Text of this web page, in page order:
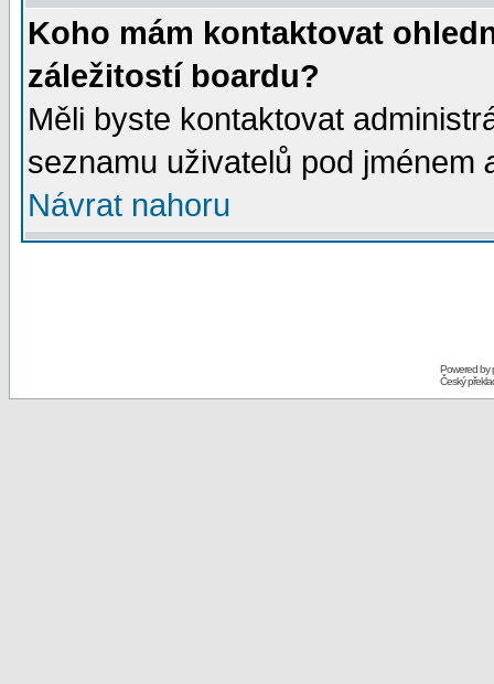
Koho mám kontaktovat
záležitostí boardu?
Měli byste kontaktovat
seznamu uživatelů pod jménem
Návrat nahoru
Powered by
Český